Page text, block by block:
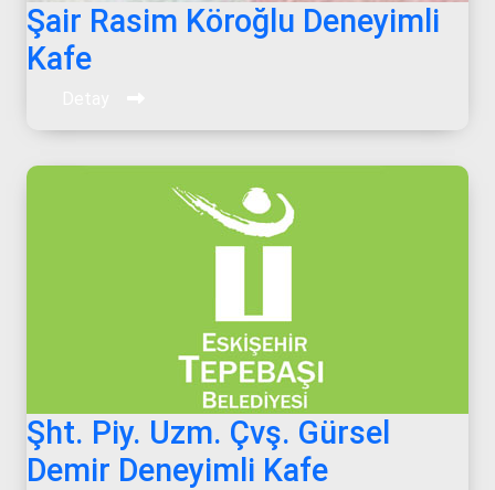
Şair Rasim Köroğlu Deneyimli
Kafe
Şht. Piy. Uzm. Çvş. Gürsel
Demir Deneyimli Kafe